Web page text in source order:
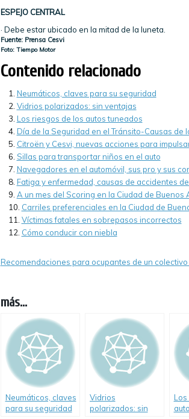
ESPEJO CENTRAL
· Debe estar ubicado en la mitad de la luneta.
Fuente: Prensa Cesvi
Foto: Tiempo Motor
Contenido relacionado
Neumáticos, claves para su seguridad
Vidrios polarizados: sin ventajas
Los riesgos de los autos tuneados
Día de la Seguridad en el Tránsito-Causas de
Citroën y Cesvi, nuevas acciones para
Sillas para transportar niños en el auto
Navegadores en el automóvil, sus pro y sus
Fatiga y enfermedad, causas de accidentes
A un mes del Scoring en la Ciudad de Buenos
Carriles preferenciales en la Ciudad de
Víctimas fatales en sobrepasos incorrectos
Cómo conducir con niebla
Recomendaciones para ocupantes de un
más...
Neumáticos, claves
para su seguridad
Vidrios
polarizados: sin
Los